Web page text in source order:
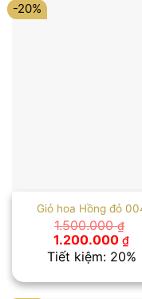
-20%
Giỏ hoa Hồng đỏ
1.500.000₫
Giá
gốc
là:
1.200.000 ₫Giá
tại
Tiết kiệm: 20%